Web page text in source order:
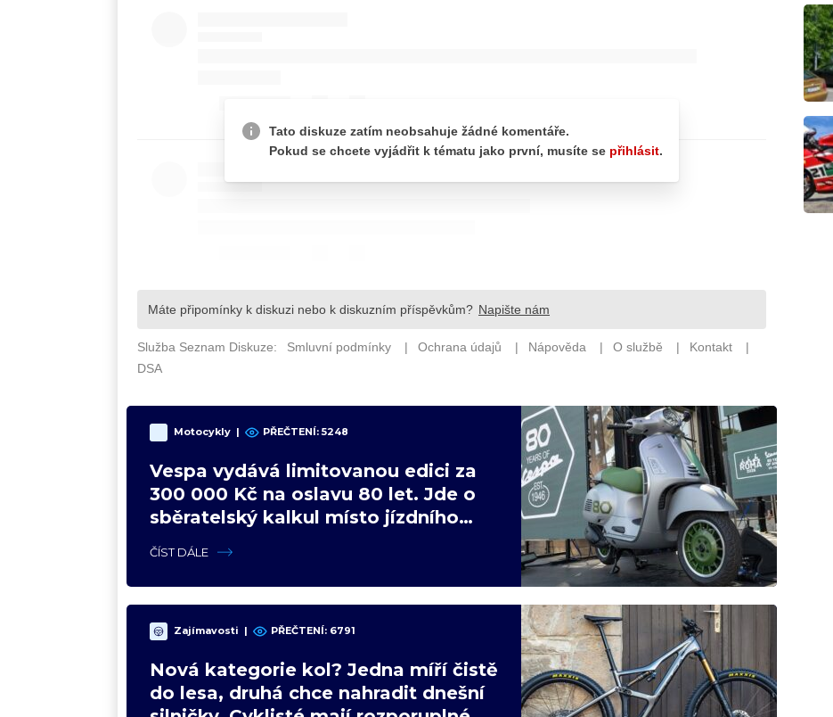
Motocykly | PŘEČTENÍ: 5248
Vespa vydává limitovanou edici za
300 000 Kč na oslavu 80 let. Jde o
sběratelský kalkul místo jízdního
upgradu
ČÍST DÁLE
Zajímavosti | PŘEČTENÍ: 6791
Nová kategorie kol? Jedna míří čistě
do lesa, druhá chce nahradit dnešní